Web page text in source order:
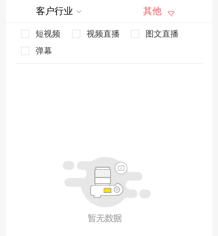
客户行业 其他
短视频 视频直播
图文直播
弹幕